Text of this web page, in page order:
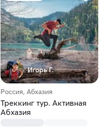
Игорь Г.
Россия, Абхазия
Треккинг тур. Активная
Абхазия